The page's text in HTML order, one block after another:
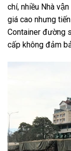
chí, nhiều Nhà
giá cao nhưng
Container đường
cấp không đảm